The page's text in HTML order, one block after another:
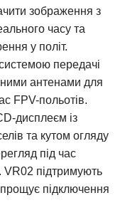
зображення з
часу та
у політ.
передачі
антенами для
FPV-польотів.
дисплеєм із
та кутом огляду
під час
VR02 підтримують
підключення